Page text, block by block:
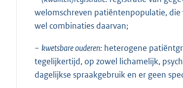
welomschreven patiëntenpopulatie,
wel combinaties daarvan;
− kwetsbare ouderen: heterogene
tegelijkertijd, op zowel lichamelijk,
dagelijkse spraakgebruik en er geen